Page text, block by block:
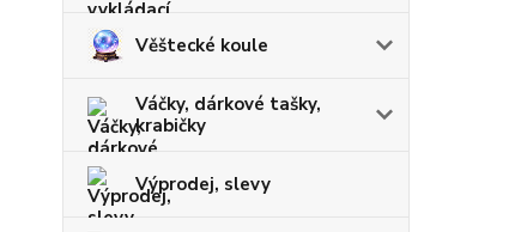
Věštecké koule
Váčky, dárkové tašky,
krabičky
Výprodej, slevy